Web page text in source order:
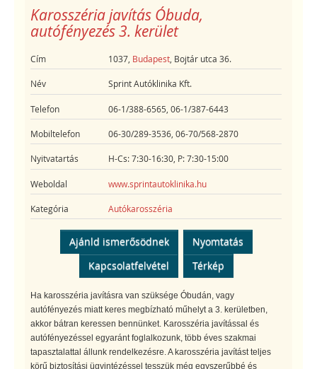
Karosszéria javítás Óbuda,
autófényezés 3. kerület
Cím 1037, Budapest , Bojtár utca 36.
Név Sprint Autóklinika Kft.
Telefon 06-1/388-6565, 06-1/387-6443
Mobiltelefon 06-30/289-3536, 06-70/568-2870
Nyitvatartás H-Cs: 7:30-16:30, P: 7:30-15:00
Weboldal www.sprintautoklinika.hu
Kategória Autókarosszéria
Ajánld ismerősödnek
Nyomtatás
Kapcsolatfelvétel
Térkép
Ha karosszéria javításra van szüksége Óbudán, vagy
autófényezés miatt keres megbízható műhelyt a 3. kerületben,
akkor bátran keressen bennünket. Karosszéria javítással és
autófényezéssel egyaránt foglalkozunk, több éves szakmai
tapasztalattal állunk rendelkezésre. A karosszéria javítást teljes
körű biztosítási ügyintézéssel tesszük még egyszerűbbé és